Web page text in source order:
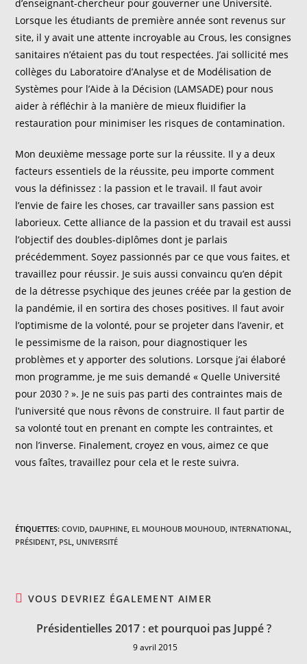
d’enseignant-chercheur pour gouverner une Université.
Lorsque les étudiants de première année sont revenus sur
site, il y avait une attente incroyable au Crous, les consignes
sanitaires n’étaient pas du tout respectées. J’ai sollicité mes
collèges du Laboratoire d’Analyse et de Modélisation de
Systèmes pour l’Aide à la Décision (LAMSADE) pour nous
aider à réfléchir à la manière de mieux fluidifier la
restauration pour minimiser les risques de contamination.
Mon deuxième message porte sur la réussite. Il y a deux
facteurs essentiels de la réussite, peu importe comment
vous la définissez : la passion et le travail. Il faut avoir
l’envie de faire les choses, car travailler sans passion est
laborieux. Cette alliance de la passion et du travail est aussi
l’objectif des doubles-diplômes dont je parlais
précédemment. Soyez passionnés par ce que vous faites, et
travaillez pour réussir. Je suis aussi convaincu qu’en dépit
de la détresse psychique des jeunes créée par la gestion de
la pandémie, il en sortira des choses positives. Il faut avoir
l’optimisme de la volonté, pour se projeter dans l’avenir, et
le pessimisme de la raison, pour diagnostiquer les
problèmes et y apporter des solutions. Lorsque j’ai élaboré
mon programme, je me suis demandé « Quelle Université
pour 2030 ? ». Je ne suis pas parti des contraintes mais de
l’université que nous rêvons de construire. Il faut partir de
sa volonté tout en prenant en compte les contraintes, et
non l’inverse. Finalement, croyez en vous, aimez ce que
vous faîtes, travaillez pour cela et le reste suivra.
ÉTIQUETTES:COVID, DAUPHINE, EL MOUHOUB MOUHOUD, INTERNATIONAL,
PRÉSIDENT, PSL, UNIVERSITÉ
VOUS DEVRIEZ ÉGALEMENT AIMER
Présidentielles 2017 : et pourquoi pas Juppé ?
9 avril 2015